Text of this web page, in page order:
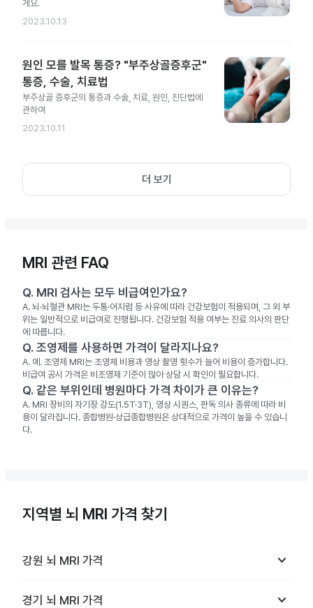
게요.
2023.10.13
원인 모를 발목 통증? "부주상골증후군"
통증, 수술, 치료법
부주상골 증후군의 통증과 수술, 치료, 원인, 진단법에
관하여
2023.10.11
더 보기
MRI 관련 FAQ
Q. MRI 검사는 모두 비급여인가요?
A. 뇌·뇌혈관 MRI는 두통·어지럼 등 사유에 따라 건강보험이 적용되며, 그 외 부
위는 일반적으로 비급여로 진행됩니다. 건강보험 적용 여부는 진료 의사의 판단
에 따릅니다.
Q. 조영제를 사용하면 가격이 달라지나요?
A. 예. 조영제 MRI는 조영제 비용과 영상 촬영 횟수가 늘어 비용이 증가합니다.
비급여 공시 가격은 비조영제 기준이 많아 상담 시 확인이 필요합니다.
Q. 같은 부위인데 병원마다 가격 차이가 큰 이유는?
A. MRI 장비의 자기장 강도(1.5T·3T), 영상 시퀀스, 판독 의사 종류에 따라 비
용이 달라집니다. 종합병원·상급종합병원은 상대적으로 가격이 높을 수 있습니
다.
지역별 뇌 MRI 가격 찾기
강원 뇌 MRI 가격 keyboard_arrow_down
경기 뇌 MRI 가격 keyboard_arrow_down